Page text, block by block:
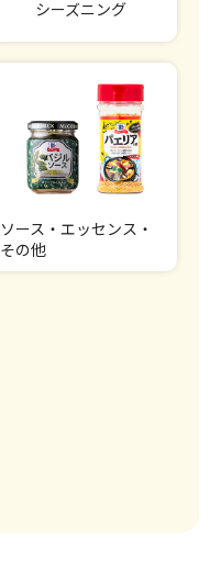
シーズニング
ソース・エッセンス・
その他